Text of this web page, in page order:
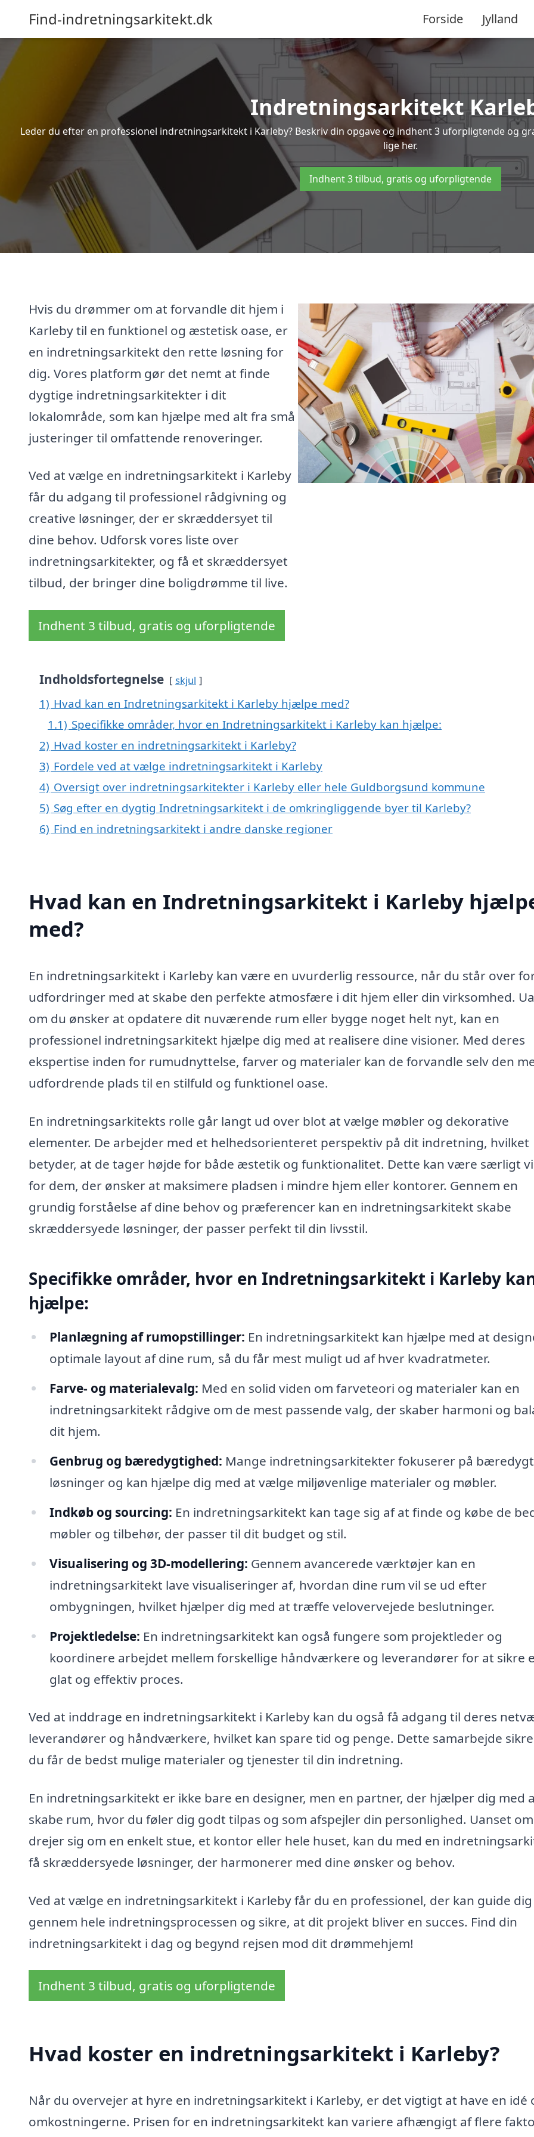
Find-indretningsarkitekt.dk Forside Jylland
Indretningsarkitekt
Leder du efter en professionel indretningsarkitekt i Karleby? Beskriv din opgave og indhent 3 uforpligtende og
lige her.
Indhent 3 tilbud, gratis og uforpligtende
Hvis du drømmer om at forvandle dit hjem i
Karleby til en funktionel og æstetisk oase, er
en indretningsarkitekt den rette løsning for
dig. Vores platform gør det nemt at finde
dygtige indretningsarkitekter i dit
lokalområde, som kan hjælpe med alt fra små
justeringer til omfattende renoveringer.
Ved at vælge en indretningsarkitekt i Karleby
får du adgang til professionel rådgivning og
creative løsninger, der er skræddersyet til
dine behov. Udforsk vores liste over
indretningsarkitekter, og få et skræddersyet
tilbud, der bringer dine boligdrømme til live.
Indhent 3 tilbud, gratis og uforpligtende
Indholdsfortegnelse skjul
1) Hvad kan en Indretningsarkitekt i Karleby hjælpe med?
1.1) Specifikke områder, hvor en Indretningsarkitekt i Karleby kan hjælpe:
2) Hvad koster en indretningsarkitekt i Karleby?
3) Fordele ved at vælge indretningsarkitekt i Karleby
4) Oversigt over indretningsarkitekter i Karleby eller hele Guldborgsund kommune
5) Søg efter en dygtig Indretningsarkitekt i de omkringliggende byer til Karleby?
6) Find en indretningsarkitekt i andre danske regioner
Hvad kan en Indretningsarkitekt i Karleby
med?
En indretningsarkitekt i Karleby kan være en uvurderlig ressource, når du står over
udfordringer med at skabe den perfekte atmosfære i dit hjem eller din virksomhed.
om du ønsker at opdatere dit nuværende rum eller bygge noget helt nyt, kan en
professionel indretningsarkitekt hjælpe dig med at realisere dine visioner. Med deres
ekspertise inden for rumudnyttelse, farver og materialer kan de forvandle selv den
udfordrende plads til en stilfuld og funktionel oase.
En indretningsarkitekts rolle går langt ud over blot at vælge møbler og dekorative
elementer. De arbejder med et helhedsorienteret perspektiv på dit indretning, hvilket
betyder, at de tager højde for både æstetik og funktionalitet. Dette kan være særligt
for dem, der ønsker at maksimere pladsen i mindre hjem eller kontorer. Gennem en
grundig forståelse af dine behov og præferencer kan en indretningsarkitekt skabe
skræddersyede løsninger, der passer perfekt til din livsstil.
Specifikke områder, hvor en Indretningsarkitekt i Karleby
hjælpe:
Planlægning af rumopstillinger: En indretningsarkitekt kan hjælpe med at
optimale layout af dine rum, så du får mest muligt ud af hver kvadratmeter.
Farve- og materialevalg: Med en solid viden om farveteori og materialer kan en
indretningsarkitekt rådgive om de mest passende valg, der skaber harmoni og
dit hjem.
Genbrug og bæredygtighed: Mange indretningsarkitekter fokuserer på
løsninger og kan hjælpe dig med at vælge miljøvenlige materialer og møbler.
Indkøb og sourcing: En indretningsarkitekt kan tage sig af at finde og købe de
møbler og tilbehør, der passer til dit budget og stil.
Visualisering og 3D-modellering: Gennem avancerede værktøjer kan en
indretningsarkitekt lave visualiseringer af, hvordan dine rum vil se ud efter
ombygningen, hvilket hjælper dig med at træffe velovervejede beslutninger.
Projektledelse: En indretningsarkitekt kan også fungere som projektleder og
koordinere arbejdet mellem forskellige håndværkere og leverandører for at sikre
glat og effektiv proces.
Ved at inddrage en indretningsarkitekt i Karleby kan du også få adgang til deres
leverandører og håndværkere, hvilket kan spare tid og penge. Dette samarbejde
du får de bedst mulige materialer og tjenester til din indretning.
En indretningsarkitekt er ikke bare en designer, men en partner, der hjælper dig med
skabe rum, hvor du føler dig godt tilpas og som afspejler din personlighed. Uanset
drejer sig om en enkelt stue, et kontor eller hele huset, kan du med en
få skræddersyede løsninger, der harmonerer med dine ønsker og behov.
Ved at vælge en indretningsarkitekt i Karleby får du en professionel, der kan guide dig
gennem hele indretningsprocessen og sikre, at dit projekt bliver en succes. Find din
indretningsarkitekt i dag og begynd rejsen mod dit drømmehjem!
Indhent 3 tilbud, gratis og uforpligtende
Hvad koster en indretningsarkitekt i Karleby?
Når du overvejer at hyre en indretningsarkitekt i Karleby, er det vigtigt at have en idé
omkostningerne. Prisen for en indretningsarkitekt kan variere afhængigt af flere